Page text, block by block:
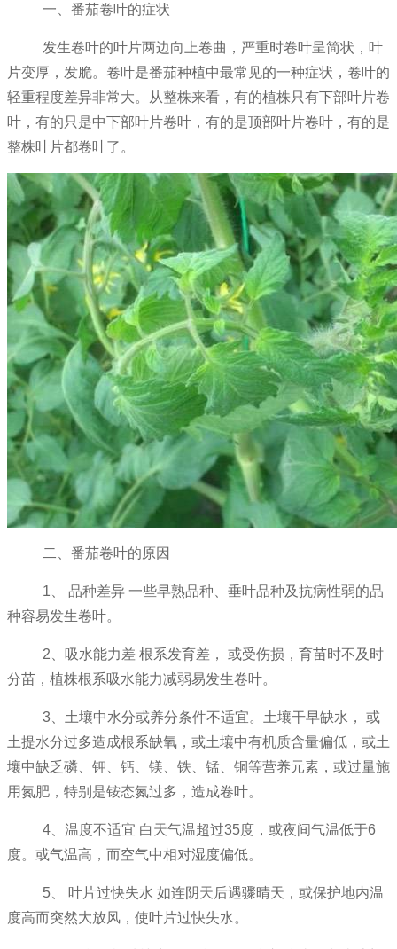
一、番茄卷叶的症状
发生卷叶的叶片两边向上卷曲，严重时卷叶呈简状，叶
片变厚，发脆。卷叶是番茄种植中最常见的一种症状，卷叶的
轻重程度差异非常大。从整株来看，有的植株只有下部叶片卷
叶，有的只是中下部叶片卷叶，有的是顶部叶片卷叶，有的是
整株叶片都卷叶了。
二、番茄卷叶的原因
1、 品种差异 一些早熟品种、垂叶品种及抗病性弱的品
种容易发生卷叶。
2、吸水能力差 根系发育差， 或受伤损，育苗时不及时
分苗，植株根系吸水能力减弱易发生卷叶。
3、土壤中水分或养分条件不适宜。土壤干早缺水， 或
土提水分过多造成根系缺氧，或土壤中有机质含量偏低，或土
壤中缺乏磷、钾、钙、镁、铁、锰、铜等营养元素，或过量施
用氮肥，特别是铵态氮过多，造成卷叶。
4、温度不适宜 白天气温超过35度，或夜间气温低于6
度。或气温高，而空气中相对湿度偏低。
5、 叶片过快失水 如连阴天后遇骤晴天，或保护地内温
度高而突然大放风，使叶片过快失水。